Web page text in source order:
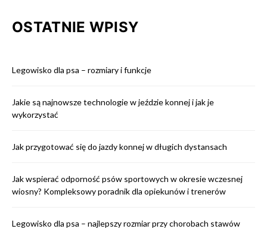
OSTATNIE WPISY
Legowisko dla psa – rozmiary i funkcje
Jakie są najnowsze technologie w jeździe konnej i jak je
wykorzystać
Jak przygotować się do jazdy konnej w długich dystansach
Jak wspierać odporność psów sportowych w okresie wczesnej
wiosny? Kompleksowy poradnik dla opiekunów i trenerów
Legowisko dla psa – najlepszy rozmiar przy chorobach stawów